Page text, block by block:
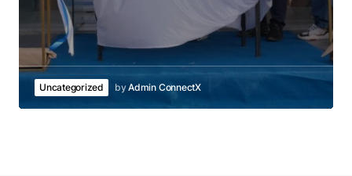
Uncategorized byAdmin ConnectX